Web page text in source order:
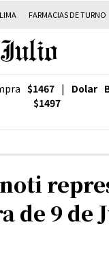
FARMACIAS DE TURNO
$1467 | Dolar
$1497
de 9 de